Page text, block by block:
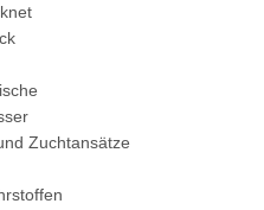
Zuchtansätze